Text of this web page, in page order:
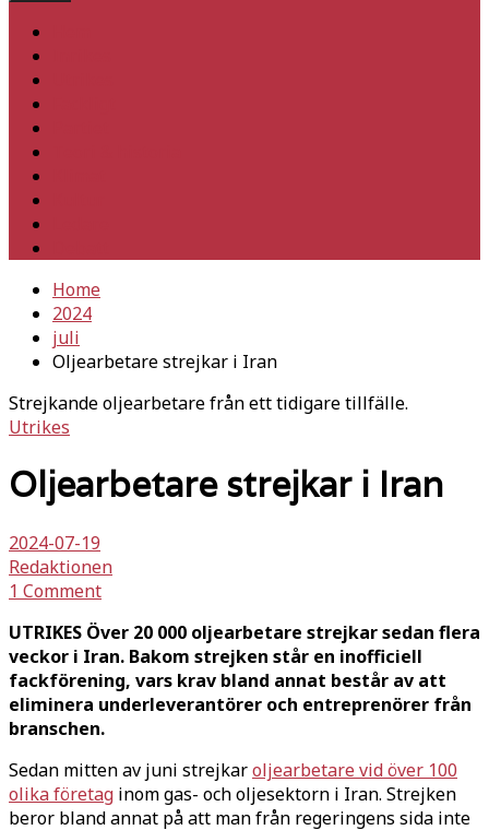
Home
2024
juli
Oljearbetare strejkar i Iran
Strejkande oljearbetare från ett tidigare tillfälle.
Utrikes
Oljearbetare strejkar i Iran
2024-07-19
Redaktionen
1 Comment
UTRIKES Över 20 000 oljearbetare strejkar sedan flera
veckor i Iran. Bakom strejken står en inofficiell
fackförening, vars krav bland annat består av att
eliminera underleverantörer och entreprenörer från
branschen.
Sedan mitten av juni strejkaroljearbetare vid över 100
olika företag inom gas- och oljesektorn i Iran. Strejken
beror bland annat på att man från regeringens sida inte